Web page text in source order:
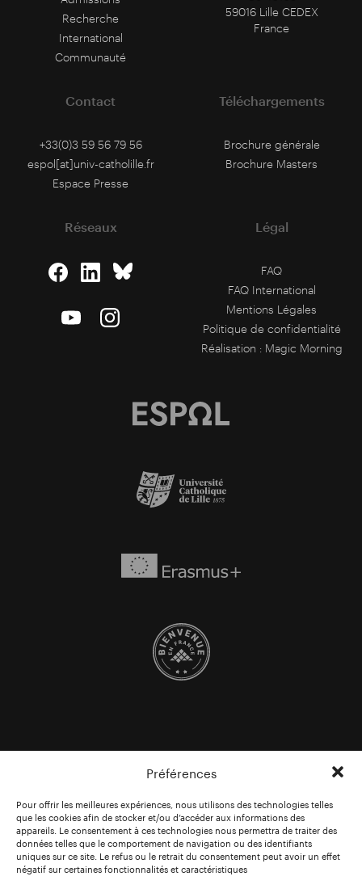
Préférences
Pour offrir les meilleures expériences, nous utilisons des technologies telles
que les cookies afin de stocker et/ou d’accéder aux informations des
appareils. Le consentement à ces technologies nous permettra de traiter des
données telles que le comportement de navigation ou des identifiants
uniques sur ce site. Le refus ou le retrait du consentement peut avoir un effet
négatif sur certaines fonctionnalités et caractéristiques
Recherche
International
Communauté
59016 Lille CEDEX
France
Contact
+33(0)3 59 56 79 56
espol[at]univ-catholille.fr
Espace Presse
Téléchargements
Brochure générale
Brochure Masters
Réseaux Légal
FAQ
FAQ International
Mentions Légales
Politique de confidentialité
Réalisation : Magic Morning